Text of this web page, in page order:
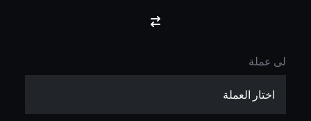
لى عملة